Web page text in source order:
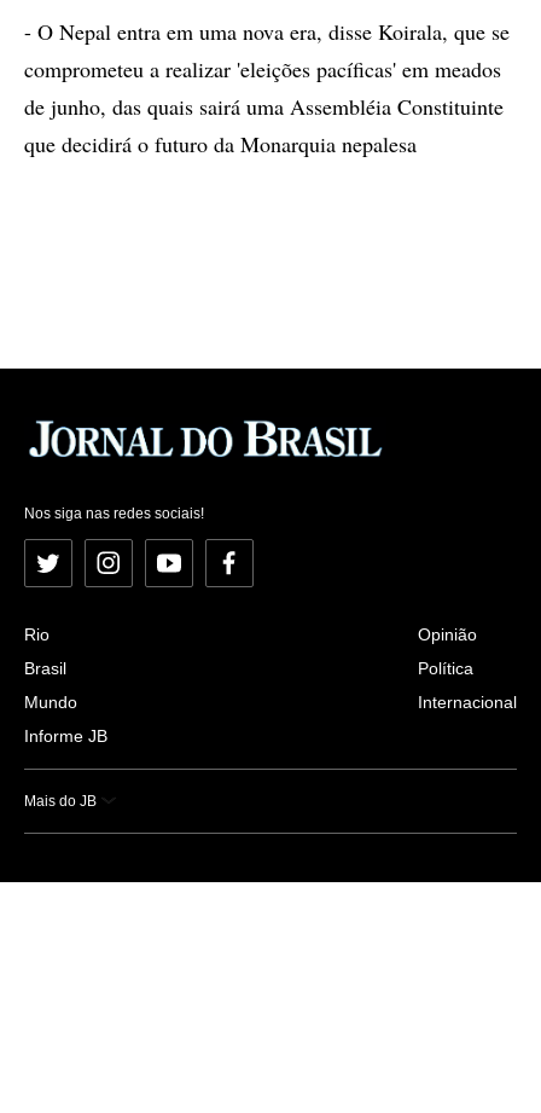
- O Nepal entra em uma nova era, disse Koirala, que se
comprometeu a realizar 'eleições pacíficas' em meados
de junho, das quais sairá uma Assembléia Constituinte
que decidirá o futuro da Monarquia nepalesa
Nos siga nas redes sociais!
Twitter InstagramYouTubeFacebook
Rio
Brasil
Mundo
Informe JB
Opinião
Política
Internacional
Mais do JB
Esportes